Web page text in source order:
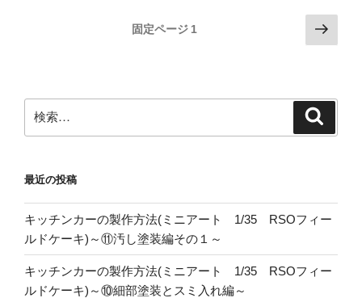
ー
ジ
り
固定ページ 1
次
の
ジ
索:
最近の投稿
キッチンカーの製作方法(ミニアート 1/35 RSOフィー
ルドケーキ)～⑪汚し塗装編その１～
キッチンカーの製作方法(ミニアート 1/35 RSOフィー
ルドケーキ)～⑩細部塗装とスミ入れ編～